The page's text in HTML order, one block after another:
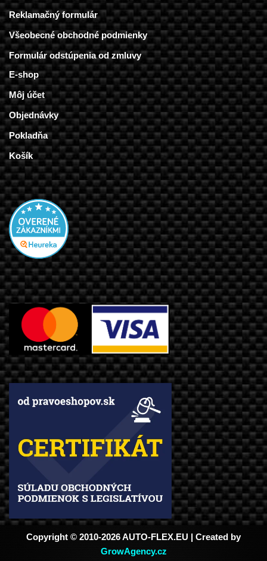
Reklamačný formulár
Všeobecné obchodné podmienky
Formulár odstúpenia od zmluvy
E-shop
Môj účet
Objednávky
Pokladňa
Košík
Copyright © 2010-2026 AUTO-FLEX.EU | Created by
GrowAgency.cz